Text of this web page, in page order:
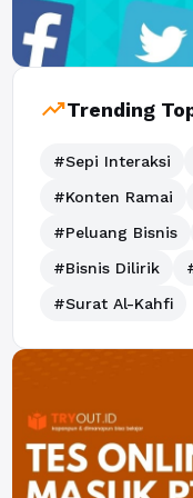
trending_upTrending
#Sepi Interaksi
#Konten Ramai
#Peluang Bisnis
#Bisnis Dilirik
#Surat Al-Kahfi